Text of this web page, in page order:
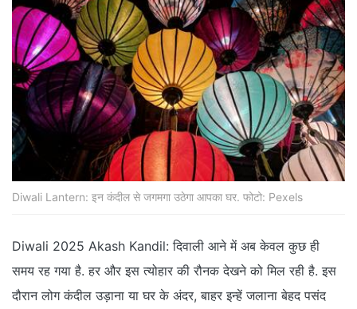
Diwali Lantern: इन कंदील से जगमगा उठेगा आपका घर. फोटो: Pexels
Diwali 2025 Akash Kandil: दिवाली आने में अब केवल कुछ ही
समय रह गया है. हर और इस त्‍योहार की रौनक देखने को मिल रही है. इस
दौरान लोग कंदील उड़ाना या घर के अंदर, बाहर इन्‍हें जलाना बेहद पसंद